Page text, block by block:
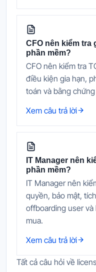
CFO nên kiểm
phần mềm?
CFO nên kiểm tra
điều kiện gia hạn,
toán và bằng
Xem câu trả lời
IT Manager nên
phần mềm?
IT Manager nên
quyền, bảo mật,
offboarding user
mua.
Xem câu trả lời
Tất cả câu hỏi về